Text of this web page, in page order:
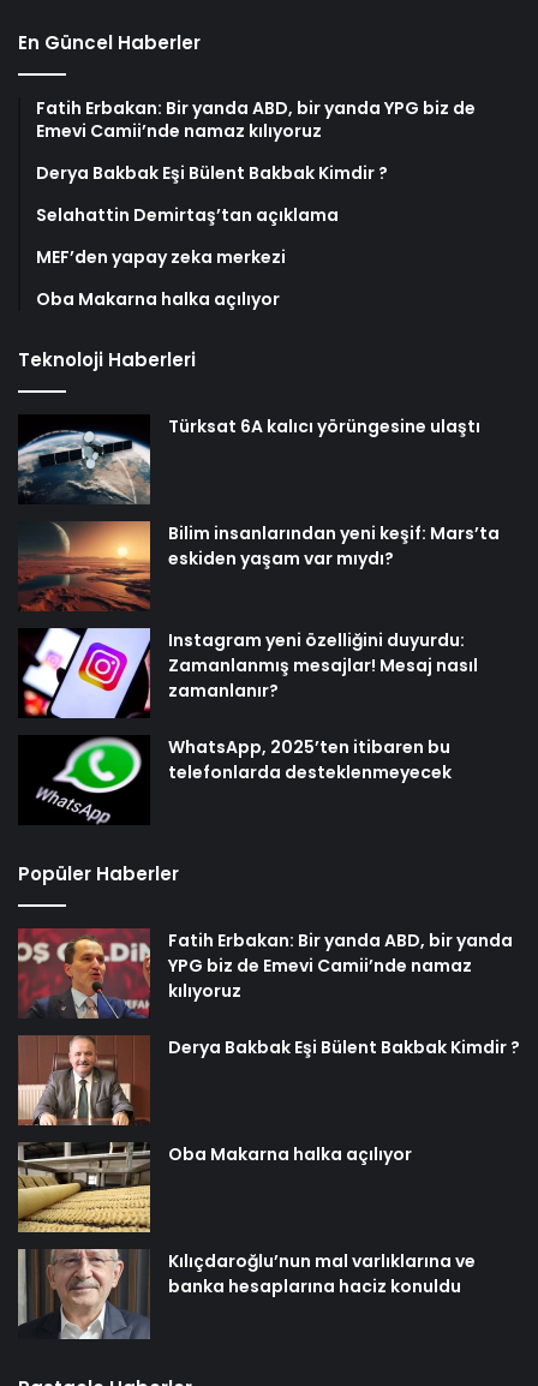
En Güncel Haberler
Fatih Erbakan: Bir yanda ABD, bir yanda YPG biz de
Emevi Camii’nde namaz kılıyoruz
Derya Bakbak Eşi Bülent Bakbak Kimdir ?
Selahattin Demirtaş’tan açıklama
MEF’den yapay zeka merkezi
Oba Makarna halka açılıyor
Teknoloji Haberleri
Türksat 6A kalıcı yörüngesine ulaştı
Bilim insanlarından yeni keşif: Mars’ta
eskiden yaşam var mıydı?
Instagram yeni özelliğini duyurdu:
Zamanlanmış mesajlar! Mesaj nasıl
zamanlanır?
WhatsApp, 2025’ten itibaren bu
telefonlarda desteklenmeyecek
Popüler Haberler
Fatih Erbakan: Bir yanda ABD, bir yanda
YPG biz de Emevi Camii’nde namaz
kılıyoruz
Derya Bakbak Eşi Bülent Bakbak Kimdir ?
Oba Makarna halka açılıyor
Kılıçdaroğlu’nun mal varlıklarına ve
banka hesaplarına haciz konuldu